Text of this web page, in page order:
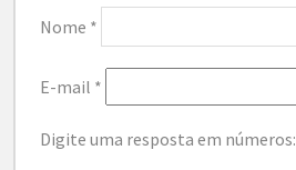
Nome *
E-mail *
Digite uma resposta em números: